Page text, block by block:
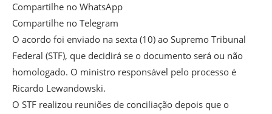
Compartilhe no WhatsApp
Compartilhe no Telegram
O acordo foi enviado na sexta (10) ao Supremo Tribunal
Federal (STF), que decidirá se o documento será ou não
homologado. O ministro responsável pelo processo é
Ricardo Lewandowski.
O STF realizou reuniões de conciliação depois que o